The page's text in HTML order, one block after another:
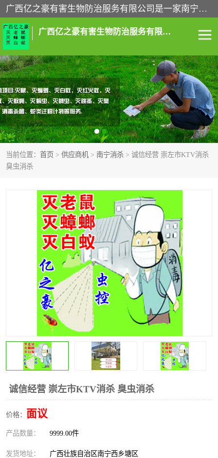
广西亿之豪有害生物防治服务有限公司是一家南宁灭鼠公司、灭蟑螂公司，南宁杀虫公司，南宁除虫公司，南宁灭跳蚤公司，南宁灭白蚁公司，南宁除四害公司,广西亿之豪有害生物防治服务有限公司专业灭蟑螂,除臭虫,其他害虫,服务上门,安全环保,售后保障,一次消杀，竭诚为您服务.
广西亿之豪有害生物防治服务有限公司
当前位置： 首页 > 供应商机 > 南宁消杀 > 诚信经营 崇左市KTV消杀
臭虫消杀
诚信经营 崇左市KTV消杀 臭虫消杀
价格： 面议
产品数量： 9999.00件
发货地址： 广西壮族自治区南宁西乡塘区
南宁灭白蚁 南宁灭老鼠
南宁灭蟑螂 南宁杀虫
南宁除四害 南宁消杀
南宁除虫公司